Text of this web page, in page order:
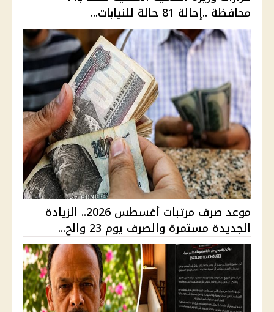
محافظة ..إحالة 81 حالة للنيابات...
موعد صرف مرتبات أغسطس 2026.. الزيادة
الجديدة مستمرة والصرف يوم 23 والح...